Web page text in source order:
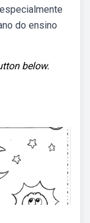
do ensino
below.